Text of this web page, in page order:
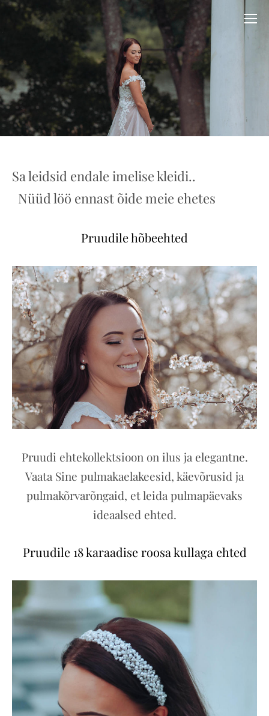
Sa leidsid endale imelise kleidi..
Nüüd löö ennast õide meie ehetes
Pruudile hõbeehted
Pruudi ehtekollektsioon on ilus ja elegantne.
Vaata Sine pulmakaelakeesid, käevõrusid ja
pulmakõrvarõngaid, et leida pulmapäevaks
ideaalsed ehted.
Pruudile 18 karaadise roosa kullaga ehted